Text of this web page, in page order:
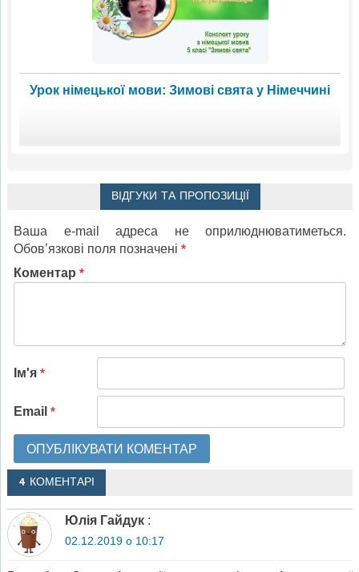
Урок німецької мови: Зимові свята у Німеччині
ВІДГУКИ ТА ПРОПОЗИЦІЇ
Ваша e-mail адреса не оприлюднюватиметься.
Обов’язкові поля позначені *
Коментар *
Ім'я *
Email *
4 КОМЕНТАРІ
Юлія Гайдук :
02.12.2019 о 10:17